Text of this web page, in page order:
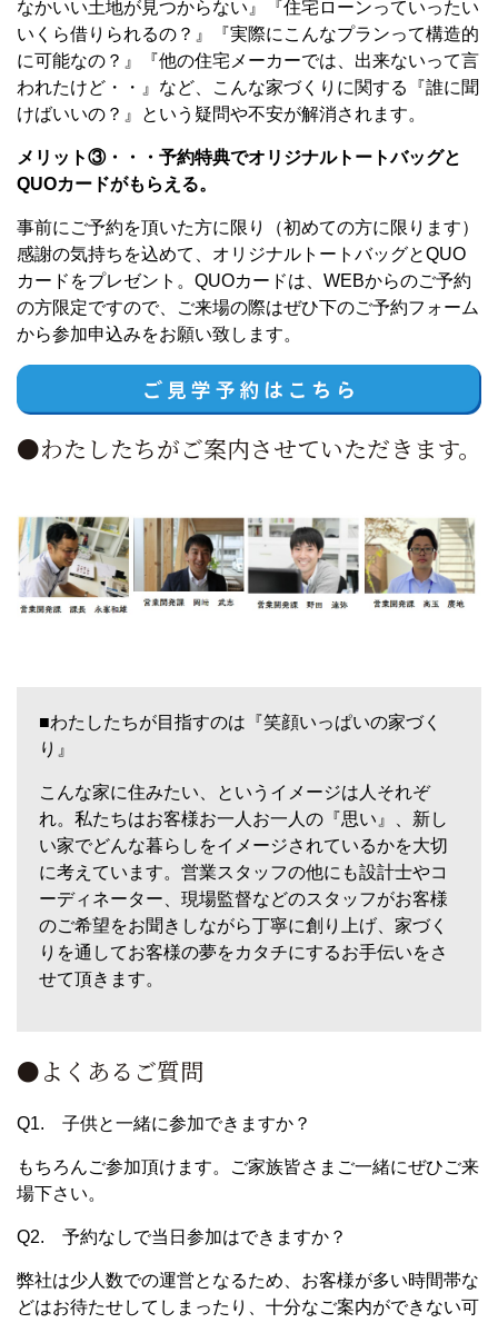
なかいい土地が見つからない』『住宅ローンっていったい
いくら借りられるの？』『実際にこんなプランって構造的
に可能なの？』『他の住宅メーカーでは、出来ないって言
われたけど・・』など、こんな家づくりに関する『誰に聞
けばいいの？』という疑問や不安が解消されます。
メリット③・・・予約特典でオリジナルトートバッグと
QUOカードがもらえる。
事前にご予約を頂いた方に限り（初めての方に限ります）
感謝の気持ちを込めて、オリジナルトートバッグとQUO
カードをプレゼント。QUOカードは、WEBからのご予約
の方限定ですので、ご来場の際はぜひ下のご予約フォーム
から参加申込みをお願い致します。
●わたしたちがご案内させていただきます。
■わたしたちが目指すのは『笑顔いっぱいの家づく
り』
こんな家に住みたい、というイメージは人それぞ
れ。私たちはお客様お一人お一人の『思い』、新し
い家でどんな暮らしをイメージされているかを大切
に考えています。営業スタッフの他にも設計士やコ
ーディネーター、現場監督などのスタッフがお客様
のご希望をお聞きしながら丁寧に創り上げ、家づく
りを通してお客様の夢をカタチにするお手伝いをさ
せて頂きます。
●よくあるご質問
Q1. 子供と一緒に参加できますか？
もちろんご参加頂けます。ご家族皆さまご一緒にぜひご来
場下さい。
Q2. 予約なしで当日参加はできますか？
弊社は少人数での運営となるため、お客様が多い時間帯な
どはお待たせしてしまったり、十分なご案内ができない可